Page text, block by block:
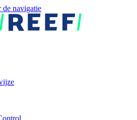
de navigatie
REEF